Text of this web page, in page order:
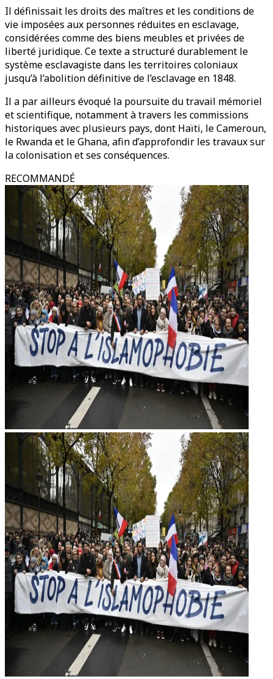
Il définissait les droits des maîtres et les conditions de
vie imposées aux personnes réduites en esclavage,
considérées comme des biens meubles et privées de
liberté juridique. Ce texte a structuré durablement le
système esclavagiste dans les territoires coloniaux
jusqu’à l’abolition définitive de l’esclavage en 1848.
Il a par ailleurs évoqué la poursuite du travail mémoriel
et scientifique, notamment à travers les commissions
historiques avec plusieurs pays, dont Haïti, le Cameroun,
le Rwanda et le Ghana, afin d’approfondir les travaux sur
la colonisation et ses conséquences.
RECOMMANDÉ